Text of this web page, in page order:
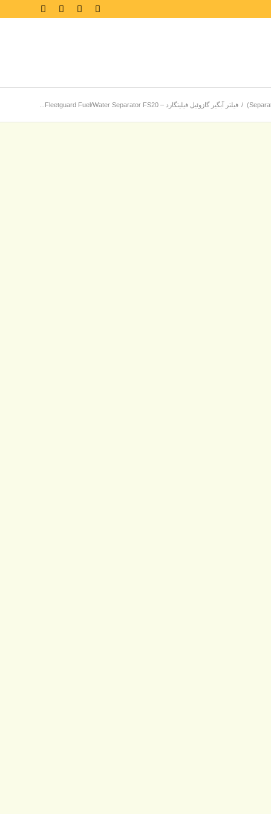
/ فیلتر آبگیر گازوئیل فیلیتگارد – Fleetguard Fuel/Water Separator FS20...